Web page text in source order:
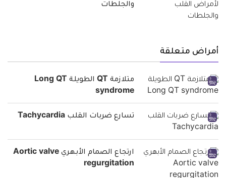
والجلطات
أمراض متعلقة
متلازمة QT الطويلة Long QT
syndrome
تسارع ضربات القلب Tachycardia
ارتجاع الصمام الأبهري Aortic valve
regurgitation